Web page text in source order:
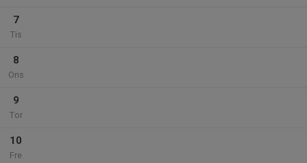
7
Tis
8
Ons
9
Tor
10
Fre